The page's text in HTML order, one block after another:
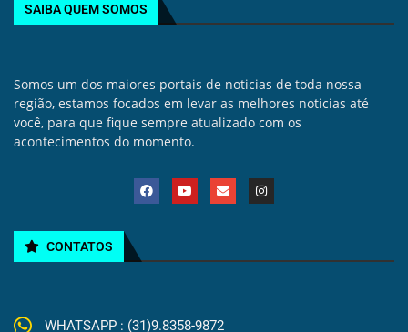
SAIBA QUEM SOMOS
Somos um dos maiores portais de noticias de toda nossa
região, estamos focados em levar as melhores noticias até
você, para que fique sempre atualizado com os
acontecimentos do momento.
CONTATOS
WHATSAPP : (31)9.8358-9872